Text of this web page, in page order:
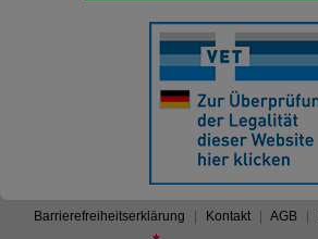
Barrierefreiheitserklärung Kontakt AGB